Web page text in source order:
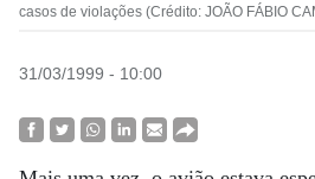
casos de violações (Crédito: JOÃO FÁBIO
31/03/1999 - 10:00